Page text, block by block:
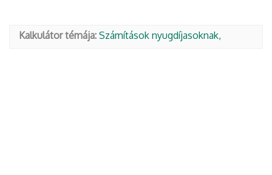
Kalkulátor témája: Számítások nyugdíjasoknak